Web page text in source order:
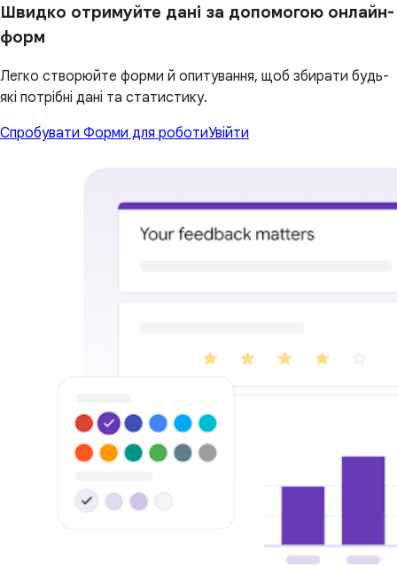
Швидко отримуйте дані за допомогою онлайн-
форм
Легко створюйте форми й опитування, щоб збирати будь-
які потрібні дані та статистику.
Спробувати Форми для роботиУвійти